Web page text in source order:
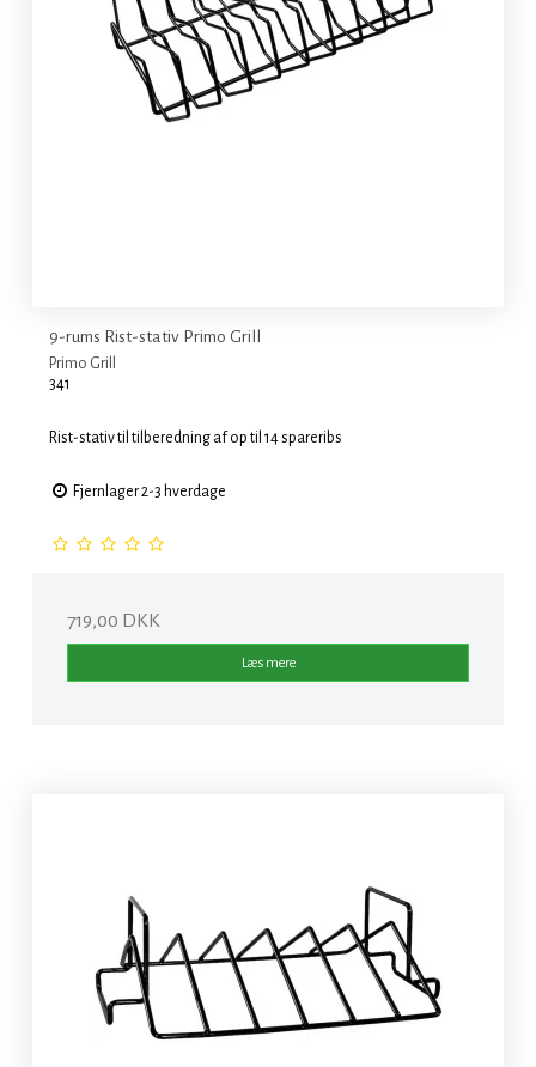
9-rums Rist-stativ Primo Grill
Primo Grill
341
Rist-stativ til tilberedning af op til 14 spareribs
Fjernlager 2-3 hverdage
719,00 DKK
Læs mere